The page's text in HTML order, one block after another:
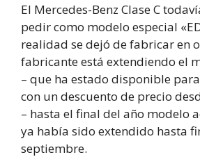
El Mercedes-Benz Clase C
pedir como modelo especial
realidad se dejó de fabricar en
fabricante está extendiendo el
– que ha estado disponible
con un descuento de precio
– hasta el final del año modelo
ya había sido extendido hasta
septiembre.